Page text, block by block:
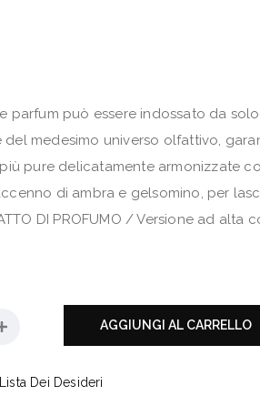
parfum può essere indossato da
del medesimo universo olfattivo,
pure delicatamente armonizzate
di ambra e gelsomino, per
DI PROFUMO / Versione ad alta
AGGIUNGI AL CARRELLO
Dei Desideri